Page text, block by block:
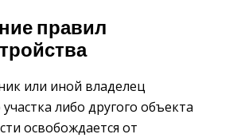
правил
или иной владелец
либо другого объекта
освобождается от